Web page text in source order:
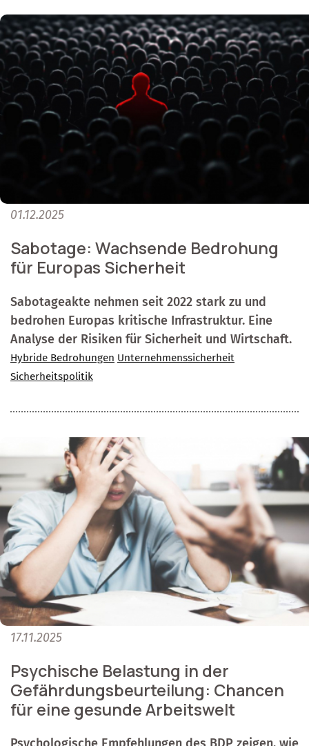
01.12.2025
Sabotage: Wachsende Bedrohung
für Europas Sicherheit
Sabotageakte nehmen seit 2022 stark zu und
bedrohen Europas kritische Infrastruktur. Eine
Analyse der Risiken für Sicherheit und Wirtschaft.
Hybride Bedrohungen Unternehmenssicherheit
Sicherheitspolitik
17.11.2025
Psychische Belastung in der
Gefährdungsbeurteilung: Chancen
für eine gesunde Arbeitswelt